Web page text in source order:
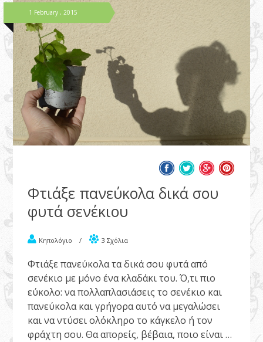
1 February , 2015
Φτιάξε πανεύκολα δικά σου
φυτά σενέκιου
Κηπολόγιο / 3 Σχόλια
Φτιάξε πανεύκολα τα δικά σου φυτά από
σενέκιο με μόνο ένα κλαδάκι του. Ό,τι πιο
εύκολο: να πολλαπλασιάσεις το σενέκιο και
πανεύκολα και γρήγορα αυτό να μεγαλώσει
και να ντύσει ολόκληρο το κάγκελο ή τον
φράχτη σου. Θα απορείς, βέβαια, ποιο είναι …